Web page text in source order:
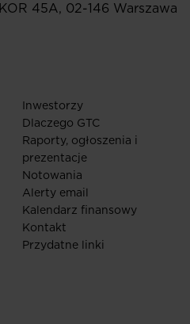
KOR 45A, 02-146 Warszawa
Inwestorzy
Dlaczego GTC
Raporty, ogłoszenia i
prezentacje
Notowania
Alerty email
Kalendarz finansowy
Kontakt
Przydatne linki